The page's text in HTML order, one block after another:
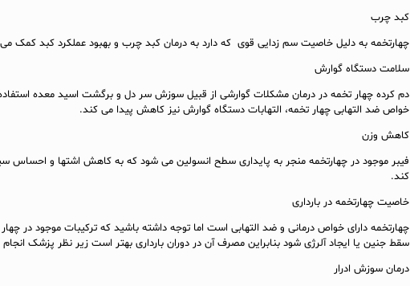
کبد چرب
چهارتخمه به دلیل خاصیت سم زدایی قوی که دارد به درمان کبد چرب و بهبود عملکرد کبد کمک
سلامت دستگاه گوارش
دم کرده چهار تخمه در درمان مشکلات گوارشی از قبیل سوزش سر دل و برگشت اسید معده
خواص ضد التهابی چهار تخمه، التهابات دستگاه گوارش نیز کاهش پیدا می کند.
کاهش وزن
فیبر موجود در چهارتخمه منجر به پایداری سطح انسولین می شود که به کاهش اشتها و
کند.
خاصیت چهارتخمه در بارداری
چهارتخمه دارای خواص درمانی و ضد التهابی است اما توجه داشته باشید که ترکیبات موجود در
سقط جنین یا ایجاد آلرژی شود بنابراین مصرف آن در دوران بارداری بهتر است زیر نظر پزشک
درمان سوزش ادرار